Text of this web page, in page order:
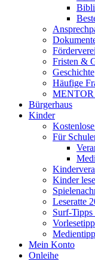
Fristen &
Geschichte
Häufige
MENTOR
Bürgerhaus
Kinder
Für
Kinder
Leseratte
Surf-
Mein Konto
Onleihe